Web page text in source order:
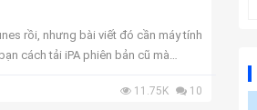
rồi, nhưng bài viết đó cần máy tính
cách tải iPA phiên bản cũ mà
11.75K 10